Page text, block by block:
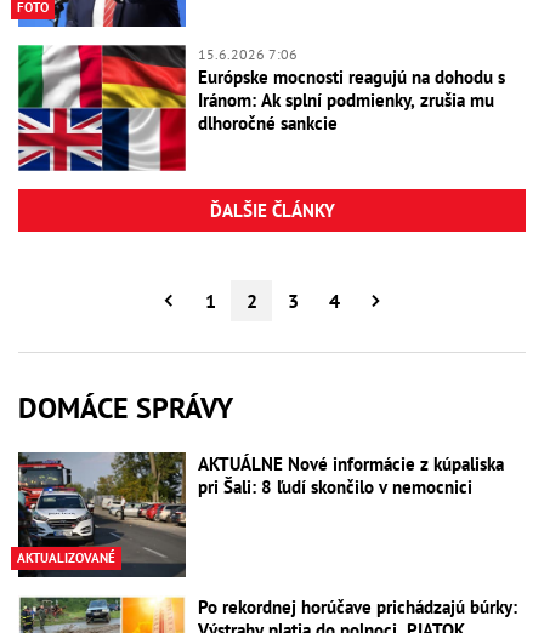
FOTO
15.6.2026 7:06
Európske mocnosti reagujú na dohodu s
Iránom: Ak splní podmienky, zrušia mu
dlhoročné sankcie
ĎALŠIE ČLÁNKY
1 2 3 4
DOMÁCE SPRÁVY
AKTUALIZOVANÉ
AKTUÁLNE Nové informácie z kúpaliska
pri Šali: 8 ľudí skončilo v nemocnici
Po rekordnej horúčave prichádzajú búrky: